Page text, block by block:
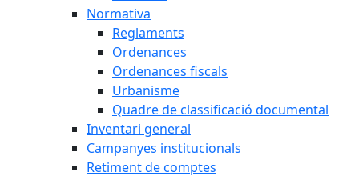
Normativa
Reglaments
Ordenances
Ordenances fiscals
Urbanisme
Quadre de classificació documental
Inventari general
Campanyes institucionals
Retiment de comptes